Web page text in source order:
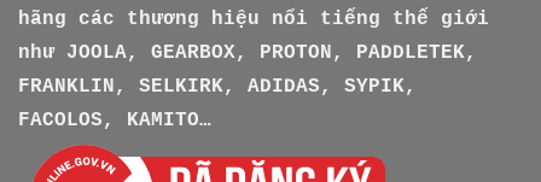
hãng các thương hiệu nổi tiếng thế giới
như
JOOLA, GEARBOX, PROTON, PADDLETEK,
FRANKLIN, SELKIRK, ADIDAS, SYPIK,
FACOLOS, KAMITO…